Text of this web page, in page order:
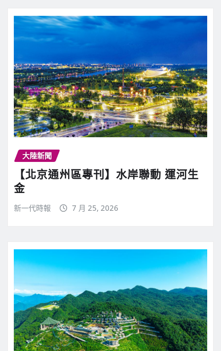
大陸新聞
【北京通州區專刊】水岸聯動 運河生
金
新一代時報 7 月 25, 2026